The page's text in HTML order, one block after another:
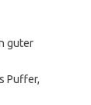
guter
Puffer,